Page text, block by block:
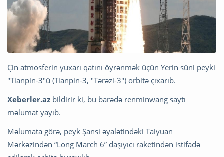
Çin atmosferin yuxarı qatını öyrənmək üçün Yerin süni peyki
"Tianpin-3"ü (Tianpin-3, "Tərəzi-3") orbitə çıxarıb.
Xeberler.az bildirir ki, bu barədə renminwang saytı
məlumat yayıb.
Məlumata görə, peyk Şansi əyalətindəki Taiyuan
Mərkəzindən “Long March 6” daşıyıcı raketindən istifadə